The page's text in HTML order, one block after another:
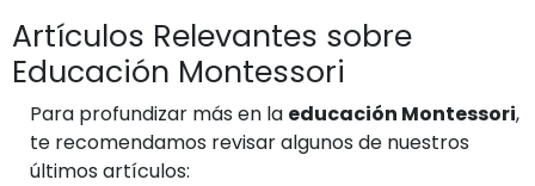
Artículos Relevantes sobre
Educación Montessori
Para profundizar más en la educación Montessori,
te recomendamos revisar algunos de nuestros
últimos artículos: